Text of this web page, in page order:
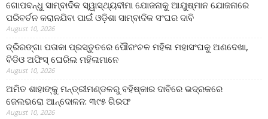
ଗୋପବନ୍ଧୁ ସାମ୍ବାଦିକ ସ୍ୱାସ୍ଥ୍ୟବୀମା ଯୋଜନାକୁ ଆୟୁଷ୍ମାନ ଯୋଜନାରେ
ପରିବର୍ତନ କରାନଯିବା ପାଇଁ ଓଡ଼ିଶା ସାମ୍ବାଦିକ ସଂଘର ଦାବି
August 10, 2026
ତ୍ରିରଙ୍ଗା ପତାକା ପ୍ରସ୍ତୁତରେ ପୌରଂଚଳ ମହିଳା ମହାସଂଘକୁ ଅଣଦେଖା,
ବିଡିଓ ଅଫିସ୍ ଘେରିଲ ମହିଳାମାନେ
August 10, 2026
ଅମିତ ଶାହାଙ୍କୁ ମନ୍ତ୍ରୀମଣ୍ଡଳରୁ ବହିଷ୍କାର ଦାବିରେ ଭଦ୍ରକରେ
ଜେଲଭରୋ ଆନ୍ଦୋଳନ: ୩୯୫ ଗିରଫ
August 10, 2026